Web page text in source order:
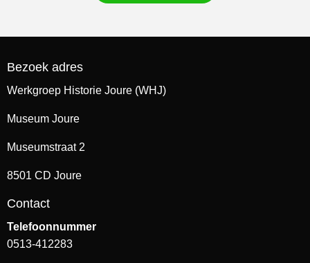
Bezoek adres
Werkgroep Historie Joure (WHJ)
Museum Joure
Museumstraat 2
8501 CD Joure
Contact
Telefoonnummer
0513-412283